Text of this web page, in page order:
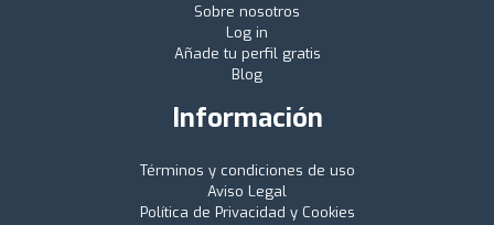
Sobre nosotros
Log in
Añade tu perfil gratis
Blog
Información
Términos y condiciones de uso
Aviso Legal
Política de Privacidad y Cookies